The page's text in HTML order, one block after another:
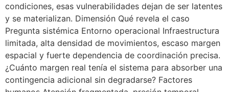
condiciones, esas vulnerabilidades dejan de ser latentes
y se materializan. Dimensión Qué revela el caso
Pregunta sistémica Entorno operacional Infraestructura
limitada, alta densidad de movimientos, escaso margen
espacial y fuerte dependencia de coordinación precisa.
¿Cuánto margen real tenía el sistema para absorber una
contingencia adicional sin degradarse? Factores